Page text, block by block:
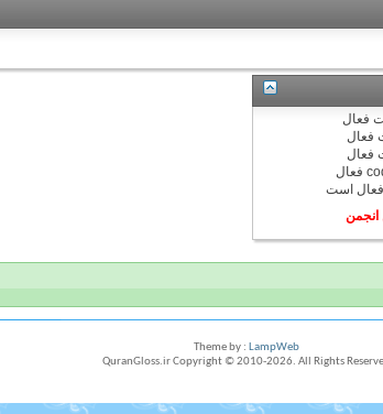
فعال
فعال
فعال
فعال
است
انجمن
Theme by : LampWeb
QuranGloss.ir Copyright © 2010-2026. All Rights